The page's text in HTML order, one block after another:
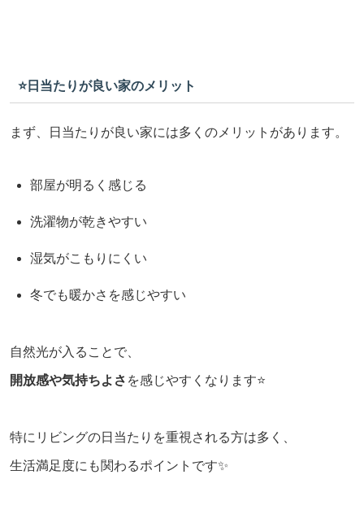
⭐️日当たりが良い家のメリット
まず、日当たりが良い家には多くのメリットがあります。
部屋が明るく感じる
洗濯物が乾きやすい
湿気がこもりにくい
冬でも暖かさを感じやすい
自然光が入ることで、
開放感や気持ちよさ を感じやすくなります⭐️
特にリビングの日当たりを重視される方は多く、
生活満足度にも関わるポイントです✨